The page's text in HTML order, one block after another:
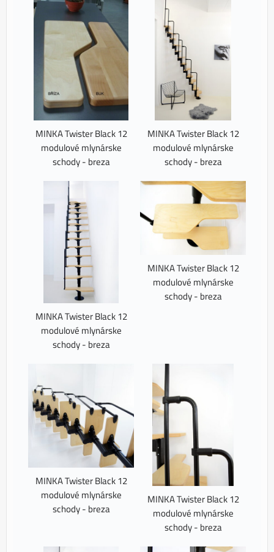
MINKA Twister Black 12
modulové mlynárske
schody - breza
MINKA Twister Black 12
modulové mlynárske
schody - breza
MINKA Twister Black 12
modulové mlynárske
schody - breza
MINKA Twister Black 12
modulové mlynárske
schody - breza
MINKA Twister Black 12
modulové mlynárske
schody - breza
MINKA Twister Black 12
modulové mlynárske
schody - breza